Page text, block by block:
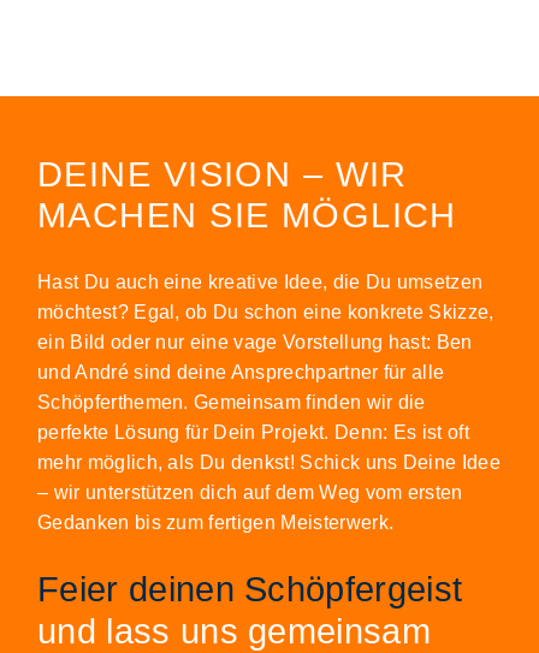
DEINE VISION – WIR
MACHEN SIE MÖGLICH
Hast Du auch eine kreative Idee, die Du umsetzen
möchtest? Egal, ob Du schon eine konkrete Skizze,
ein Bild oder nur eine vage Vorstellung hast: Ben
und André sind deine Ansprechpartner für alle
Schöpferthemen. Gemeinsam finden wir die
perfekte Lösung für Dein Projekt. Denn: Es ist oft
mehr möglich, als Du denkst! Schick uns Deine Idee
– wir unterstützen dich auf dem Weg vom ersten
Gedanken bis zum fertigen Meisterwerk.
Feier deinen Schöpfergeist
und lass uns gemeinsam